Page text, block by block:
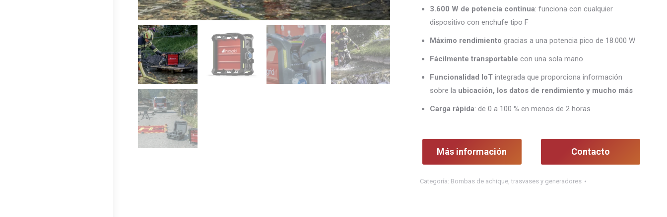
3.600 W de potencia continua: funciona con cualquier
dispositivo con enchufe tipo F
Máximo rendimiento gracias a una potencia pico de 18.000 W
Fácilmente transportable con una sola mano
Funcionalidad IoT integrada que proporciona información
sobre la ubicación, los datos de rendimiento y mucho más
Carga rápida: de 0 a 100 % en menos de 2 horas
Más información Contacto
Categoría: Bombas de achique, trasvases y generadores